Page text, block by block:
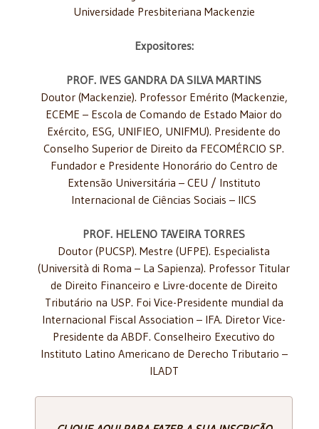
Universidade Presbiteriana Mackenzie
Expositores:
PROF. IVES GANDRA DA SILVA MARTINS
Doutor (Mackenzie). Professor Emérito (Mackenzie,
ECEME – Escola de Comando de Estado Maior do
Exército, ESG, UNIFIEO, UNIFMU). Presidente do
Conselho Superior de Direito da FECOMÉRCIO SP.
Fundador e Presidente Honorário do Centro de
Extensão Universitária – CEU / Instituto
Internacional de Ciências Sociais – IICS
PROF. HELENO TAVEIRA TORRES
Doutor (PUCSP). Mestre (UFPE). Especialista
(Università di Roma – La Sapienza). Professor Titular
de Direito Financeiro e Livre-docente de Direito
Tributário na USP. Foi Vice-Presidente mundial da
Internacional Fiscal Association – IFA. Diretor Vice-
Presidente da ABDF. Conselheiro Executivo do
Instituto Latino Americano de Derecho Tributario –
ILADT